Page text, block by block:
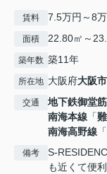
賃料 7.5万円～8
面積 22.80㎡～
築年数 築11年
所在地 大阪府大阪
交通 地下鉄御堂
南海本線 「
南海高野線 「
備考
S-
も近くて便